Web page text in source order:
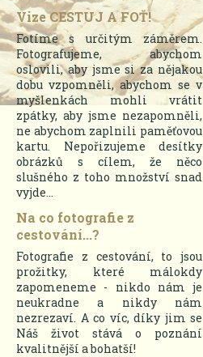
Vize CESTUJ A FOŤ!
Fotíme s určitým záměrem.
Fotografujeme, abychom
oslovili, aby jsme si za nějakou
dobu vzpomněli, abychom se v
myšlenkách mohli vrátit
zpátky, aby jsme nezapomněli,
ne abychom zaplnili paměťovou
kartu. Nepořizujeme desítky
obrázků s cílem, že něco
slušného z toho množství snad
vyjde...
Na co fotografie z
cestování...?
Fotografie z cestování, to jsou
prožitky, které málokdy
zapomeneme - nikdo nám je
neukradne a nikdy nám
nezrezaví. A co víc, díky jim se
Náš život stává o poznání
kvalitnější a bohatší!